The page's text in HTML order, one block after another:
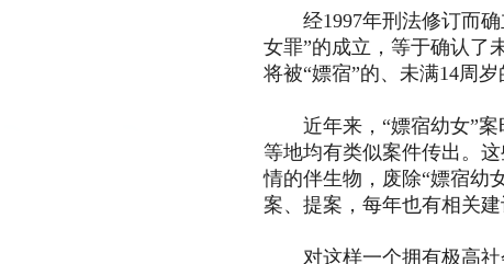
经1997年刑法修订而确
女罪”的成立，等于确认了
将被“嫖宿”的、未满14周
近年来，“嫖宿幼女”案
等地均有类似案件传出。
情的伴生物，废除“嫖宿幼
案、提案，每年也有相关
对这样一个拥有极高社